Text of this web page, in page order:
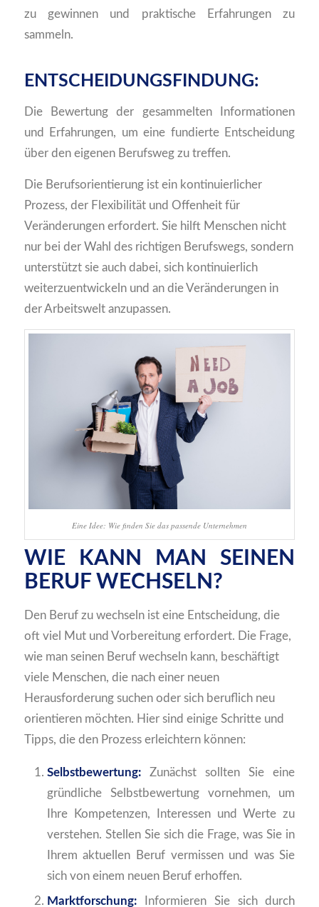
zu gewinnen und praktische Erfahrungen zu
sammeln.
ENTSCHEIDUNGSFINDUNG:
Die Bewertung der gesammelten Informationen
und Erfahrungen, um eine fundierte Entscheidung
über den eigenen Berufsweg zu treffen.
Die Berufsorientierung ist ein kontinuierlicher
Prozess, der Flexibilität und Offenheit für
Veränderungen erfordert. Sie hilft Menschen nicht
nur bei der Wahl des richtigen Berufswegs, sondern
unterstützt sie auch dabei, sich kontinuierlich
weiterzuentwickeln und an die Veränderungen in
der Arbeitswelt anzupassen.
Eine Idee: Wie finden Sie das passende Unternehmen
WIE KANN MAN SEINEN
BERUF WECHSELN?
Den Beruf zu wechseln ist eine Entscheidung, die
oft viel Mut und Vorbereitung erfordert. Die Frage,
wie man seinen Beruf wechseln kann, beschäftigt
viele Menschen, die nach einer neuen
Herausforderung suchen oder sich beruflich neu
orientieren möchten. Hier sind einige Schritte und
Tipps, die den Prozess erleichtern können:
Selbstbewertung:Zunächst sollten Sie eine
gründliche Selbstbewertung vornehmen, um
Ihre Kompetenzen, Interessen und Werte zu
verstehen. Stellen Sie sich die Frage, was Sie in
Ihrem aktuellen Beruf vermissen und was Sie
sich von einem neuen Beruf erhoffen.
Marktforschung:Informieren Sie sich durch